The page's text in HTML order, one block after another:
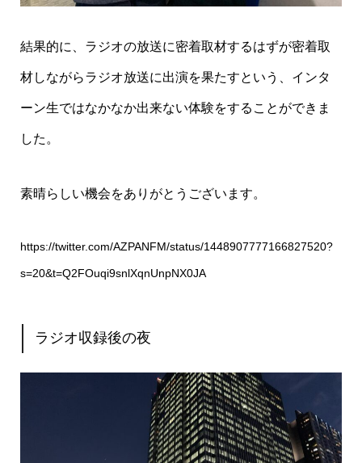
結果的に、ラジオの放送に密着取材するはずが密着取
材しながらラジオ放送に出演を果たすという、インタ
ーン生ではなかなか出来ない体験をすることができま
した。
素晴らしい機会をありがとうございます。
https://twitter.com/AZPANFM/status/1448907777166827520?
s=20&t=Q2FOuqi9snlXqnUnpNX0JA
ラジオ収録後の夜